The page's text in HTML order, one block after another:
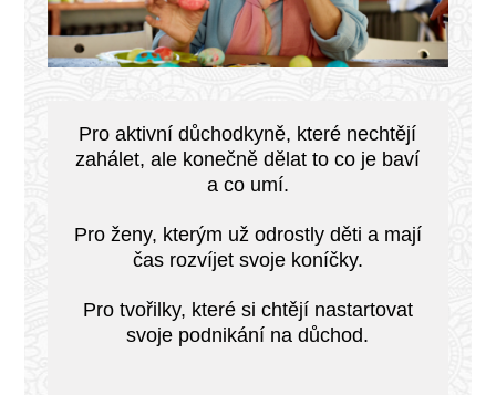
Pro aktivní důchodkyně, které nechtějí
zahálet, ale konečně dělat to co je baví
a co umí.
Pro ženy, kterým už odrostly děti a mají
čas rozvíjet svoje koníčky.
Pro tvořilky, které si chtějí nastartovat
svoje podnikání na důchod.